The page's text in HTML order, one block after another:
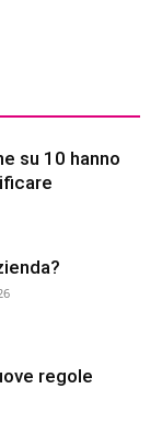
su 10 hanno
regole